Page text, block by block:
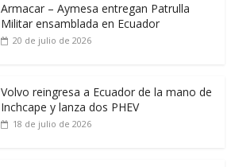
Armacar – Aymesa entregan Patrulla
Militar ensamblada en Ecuador
20 de julio de 2026
Volvo reingresa a Ecuador de la mano de
Inchcape y lanza dos PHEV
18 de julio de 2026